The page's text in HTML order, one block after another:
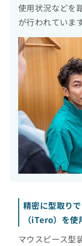
使用状況などを
が行われていま
精密に型取り
（iTero）を使
マウスピース型